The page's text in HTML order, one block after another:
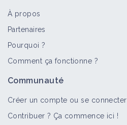
À propos
Partenaires
Pourquoi ?
Comment ça fonctionne ?
Communauté
Créer un compte ou se connecter
Contribuer ? Ça commence ici !